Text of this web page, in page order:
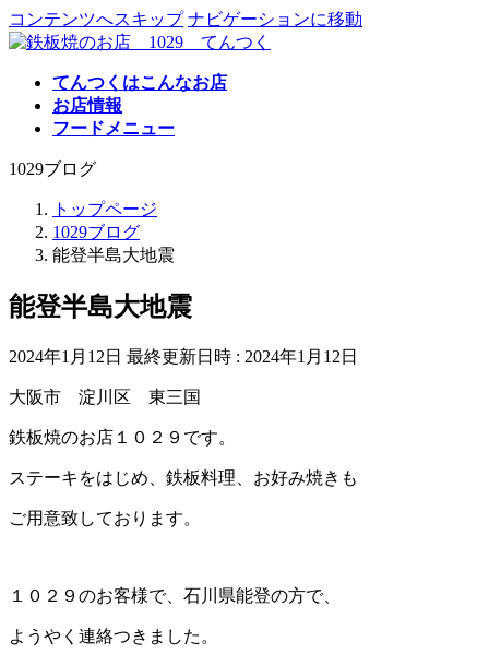
コンテンツへスキップ ナビゲーションに移動
てんつくはこんなお店
お店情報
フードメニュー
1029ブログ
トップページ
1029ブログ
能登半島大地震
能登半島大地震
2024年1月12日 最終更新日時 : 2024年1月12日
大阪市 淀川区 東三国
鉄板焼のお店１０２９です。
ステーキをはじめ、鉄板料理、お好み焼きも
ご用意致しております。
１０２９のお客様で、石川県能登の方で、
ようやく連絡つきました。